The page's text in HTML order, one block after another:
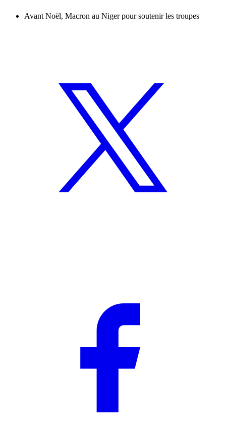
Avant Noël, Macron au Niger pour soutenir les troupes